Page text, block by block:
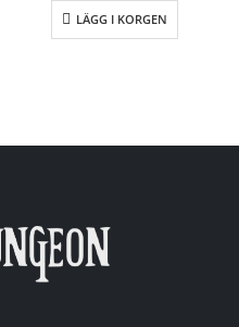
LÄGG I KORGEN